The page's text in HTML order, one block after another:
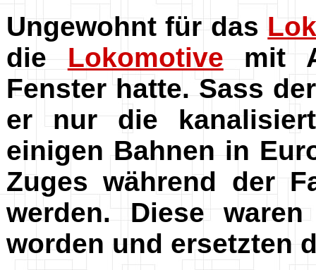
Ungewohnt für das
die Lokomotive mit
Fenster hatte. Sass
er nur die
einigen Bahnen in
Zuges während der
werden. Diese
worden und ersetzten